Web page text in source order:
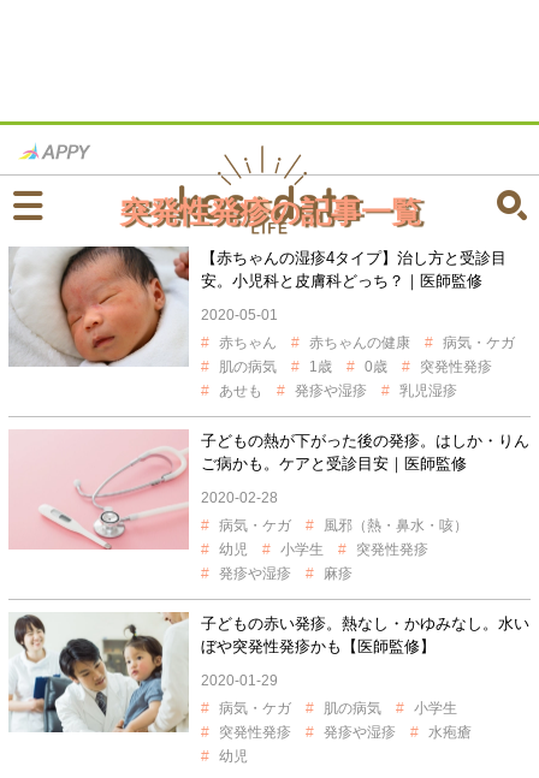
突発性発疹の記事一覧
【赤ちゃんの湿疹4タイプ】治し方と受診目
安。小児科と皮膚科どっち？｜医師監修
2020-05-01
赤ちゃん
赤ちゃんの健康
病気・ケガ
肌の病気
1歳 0歳
突発性発疹
あせも
発疹や湿疹 乳児湿疹
子どもの熱が下がった後の発疹。はしか・りん
ご病かも。ケアと受診目安｜医師監修
2020-02-28
病気・ケガ
風邪（熱・鼻水・咳）
幼児
小学生
突発性発疹
発疹や湿疹
麻疹
子どもの赤い発疹。熱なし・かゆみなし。水い
ぼや突発性発疹かも【医師監修】
2020-01-29
病気・ケガ
肌の病気
小学生
突発性発疹
発疹や湿疹
水疱瘡
幼児